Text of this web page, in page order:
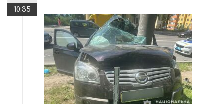
10:35